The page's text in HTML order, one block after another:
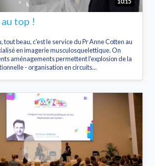
10:15
top !
tout beau, c'est le service du Pr Anne Cotten au
en imagerie musculosquelettique. On
aménagements permettent l'explosion de la
- organisation en circuits...